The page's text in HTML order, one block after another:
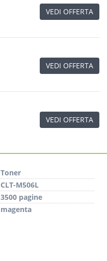
VEDI OFFERTA
VEDI OFFERTA
VEDI OFFERTA
Toner
CLT-M506L
3500 pagine
magenta